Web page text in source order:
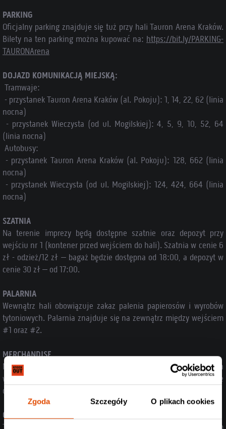
Zgoda Szczegóły O plikach cookies
PARKING
Oficjalny parking znajduje się tuż przy hali Tauron Arena Kraków.
Bilety na ten parking można kupować na: https://bit.ly/PARKING-
TAURONArena
DOJAZD KOMUNIKACJĄ MIEJSKĄ:
Tramwaje:
- przystanek Tauron Arena Kraków (al. Pokoju): 1, 14, 22, 62 (linia
nocna)
- przystanek Wieczysta (od ul. Mogilskiej): 4, 5, 9, 10, 52, 64
(linia nocna)
Autobusy:
- przystanek Tauron Arena Kraków (al. Pokoju): 128, 662 (linia
nocna)
- przystanek Wieczysta (od ul. Mogilskiej): 124, 424, 664 (linia
nocna)
SZATNIA
Na terenie imprezy będą dostępne szatnie oraz depozyt przy
wejściu nr 1 (kontener przed wejściem do hali). Szatnia w cenie 6
zł - odzież/12 zł – bagaż będzie dostępna od 18:00, a depozyt w
cenie 30 zł – od 17:00.
PALARNIA
Wewnątrz hali obowiązuje zakaz palenia papierosów i wyrobów
tytoniowych. Palarnia znajduje się na zewnątrz między wejściem
#1 oraz #2.
MERCHANDISE
Na koncercie będzie dostępny merchandise wszystkich
występujących zespołów. Dostępne będą płatności gotówkowe
oraz bezgotówkowe (kartą).
OSOBY Z NIEPEŁNOSPRAWNOŚCIAMI